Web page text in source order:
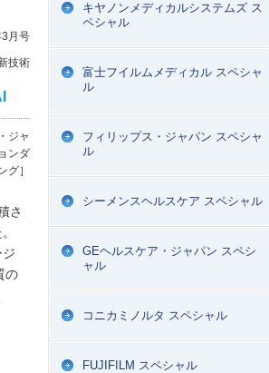
月号
技術
ジャ
ンダ
グ］
さ
の
キヤノンメディカルシステムズ ス
ペシャル
富士フイルムメディカル スペシャ
ル
フィリップス・ジャパン スペシャ
ル
シーメンスヘルスケア スペシャル
GEヘルスケア・ジャパン スペシ
ャル
コニカミノルタ スペシャル
FUJIFILM スペシャル